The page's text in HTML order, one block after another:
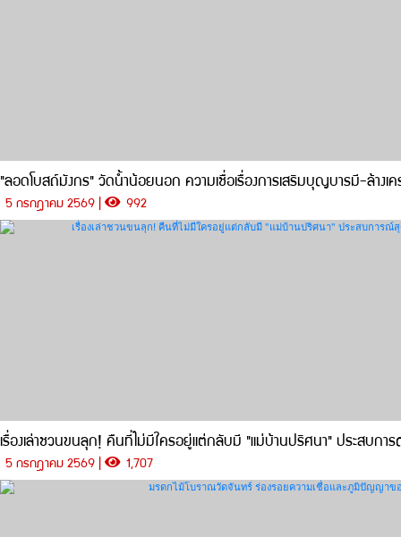
"ลอดโบสถ์มังกร" วัดน้ำน้อยนอก ความเชื่อเรื่องการเสริมบุญบารมี-ล้างเค
5 กรกฎาคม 2569 | 992
เรื่องเล่าชวนขนลุก! คืนที่ไม่มีใครอยู่แต่กลับมี "แม่บ้านปริศนา" ประสบก
5 กรกฎาคม 2569 | 1,707